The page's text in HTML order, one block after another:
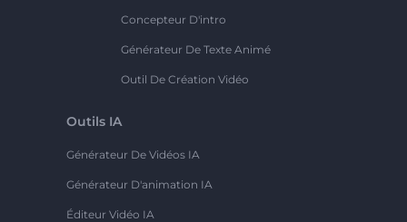
Concepteur D'intro
Générateur De Texte Animé
Outil De Création Vidéo
Outils IA
Générateur De Vidéos IA
Générateur D'animation IA
Éditeur Vidéo IA